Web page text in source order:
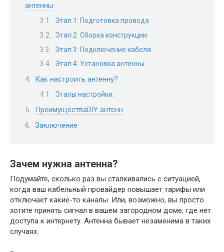
антенны
Этап 1: Подготовка провода
Этап 2: Сборка конструкции
Этап 3: Подключение кабеля
Этап 4: Установка антенны
Как настроить антенну?
Этапы настройки:
ПреимуществаDIY антенн
Заключение
Зачем нужна антенна?
Подумайте, сколько раз вы сталкивались с ситуацией,
когда ваш кабельный провайдер повышает тарифы или
отключает какие-то каналы. Или, возможно, вы просто
хотите принять сигнал в вашем загородном доме, где нет
доступа к интернету. Антенна бывает незаменима в таких
случаях.